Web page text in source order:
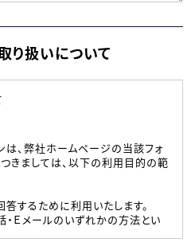
り扱いについて
は、弊社ホームページの当該フォ
きましては、以下の利用目的の範
るために利用いたします。
Ｅメールのいずれかの方法とい